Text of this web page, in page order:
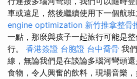
車或遠足，然後繼續使用下一個航班
engine optimization 新竹推拿整骨
一點，那麼與孩子一起旅行可能是
行。 香港簽證 台胞證 台中喬骨 我
線，無論我們是在談論多瑙河彎頭
食物，令人興奮的飲料，現場音樂，